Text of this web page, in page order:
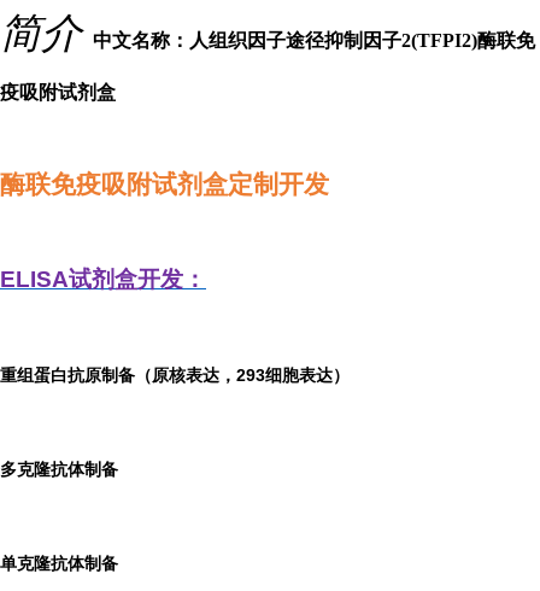
简介 中文名称：人组织因子途径抑制因子2(TFPI2)酶联免
疫吸附试剂盒
酶联免疫吸附试剂盒定制开发
ELISA试剂盒开发：
重组蛋白抗原制备（原核表达，293细胞表达）
多克隆抗体制备
单克隆抗体制备